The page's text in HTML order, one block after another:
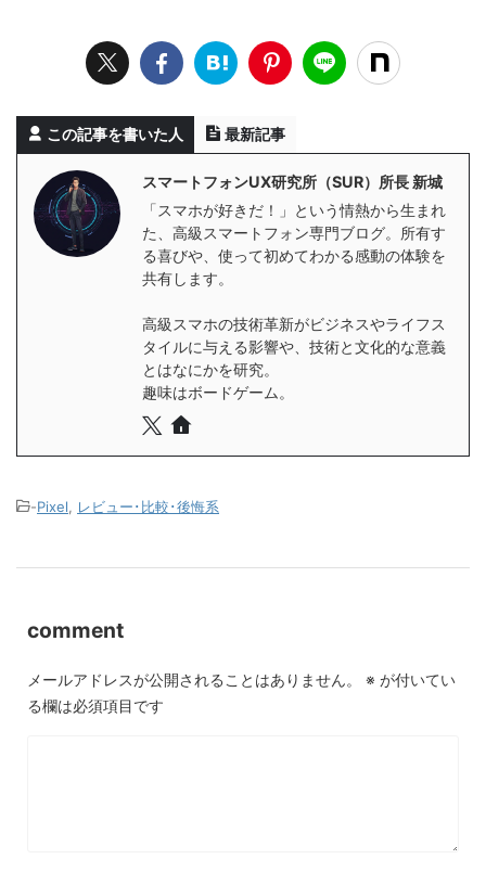
この記事を書いた人 最新記事
スマートフォンUX研究所（SUR）所長 新城
「スマホが好きだ！」という情熱から生まれ
た、高級スマートフォン専門ブログ。所有す
る喜びや、使って初めてわかる感動の体験を
共有します。
高級スマホの技術革新がビジネスやライフス
タイルに与える影響や、技術と文化的な意義
とはなにかを研究。
趣味はボードゲーム。
-Pixel, レビュー･比較･後悔系
comment
メールアドレスが公開されることはありません。 ※ が付いてい
る欄は必須項目です